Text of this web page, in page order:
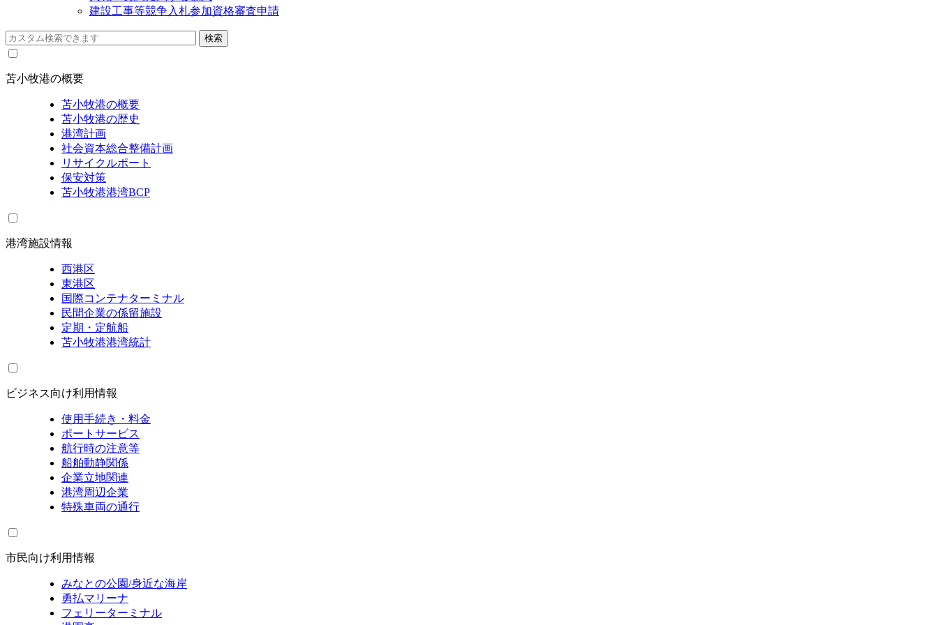
建設工事等競争入札参加資格審査申請
苫小牧港の概要
苫小牧港の概要
苫小牧港の歴史
港湾計画
社会資本総合整備計画
リサイクルポート
保安対策
苫小牧港港湾BCP
港湾施設情報
西港区
東港区
国際コンテナターミナル
民間企業の係留施設
定期・定航船
苫小牧港港湾統計
ビジネス向け利用情報
使用手続き・料金
ポートサービス
航行時の注意等
船舶動静関係
企業立地関連
港湾周辺企業
特殊車両の通行
市民向け利用情報
みなとの公園/身近な海岸
勇払マリーナ
フェリーターミナル